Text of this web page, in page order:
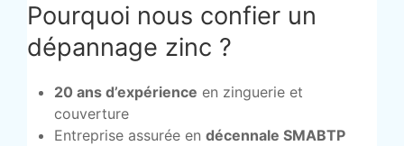
Pourquoi nous confier un
dépannage zinc ?
20 ans d’expérience en zinguerie et
couverture
Entreprise assurée en décennale SMABTP